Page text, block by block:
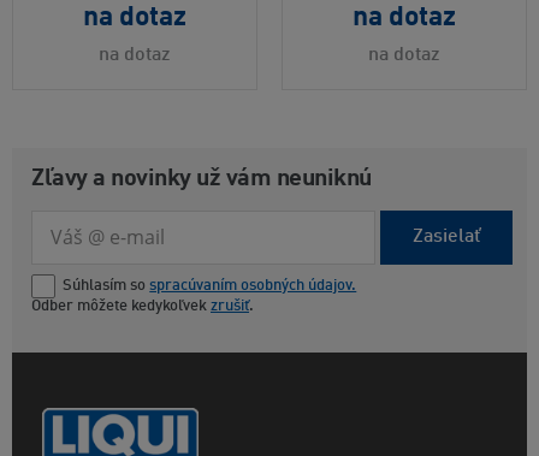
na dotaz
na dotaz
na dotaz
na dotaz
Zľavy a novinky už vám neuniknú
Zasielať
Súhlasím so spracúvaním osobných údajov.
Odber môžete kedykoľvek zrušiť.